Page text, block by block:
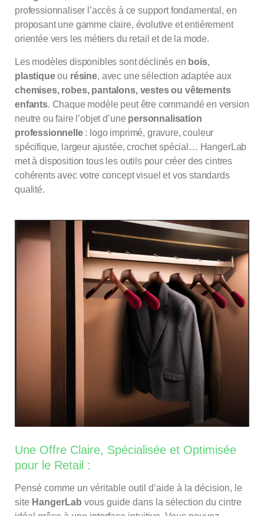
professionnaliser l’accès à ce support fondamental, en
proposant une gamme claire, évolutive et entièrement
orientée vers les métiers du retail et de la mode.
Les modèles disponibles sont déclinés en bois,
plastiqueou résine, avec une sélection adaptée aux
chemises, robes, pantalons, vestes ou vêtements
enfants. Chaque modèle peut être commandé en version
neutre ou faire l’objet d’une personnalisation
professionnelle: logo imprimé, gravure, couleur
spécifique, largeur ajustée, crochet spécial… HangerLab
met à disposition tous les outils pour créer des cintres
cohérents avec votre concept visuel et vos standards
qualité.
Une Offre Claire, Spécialisée et Optimisée
pour le Retail :
Pensé comme un véritable outil d’aide à la décision, le
site HangerLab vous guide dans la sélection du cintre